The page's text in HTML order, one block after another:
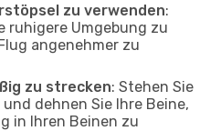
zu verwenden:
ruhigere Umgebung zu
angenehmer zu
zu strecken: Stehen Sie
dehnen Sie Ihre Beine,
in Ihren Beinen zu